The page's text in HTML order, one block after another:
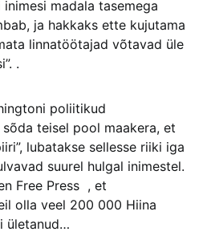
madala tasemega
ja hakkaks ette kujutama
linnatöötajad võtavad üle
.
poliitikud
teisel pool maakera, et
lubatakse sellesse riiki iga
suurel hulgal inimestel.
Free Press , et
olla veel 200 000 Hiina
ületanud…